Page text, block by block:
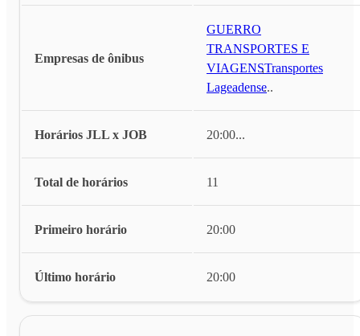
Empresas de ônibus
GUERRO
TRANSPORTES E
VIAGENS,Transportes
Lageadense...
Horários JLL x JOB 20:00...
Total de horários 11
Primeiro horário 20:00
Último horário 20:00